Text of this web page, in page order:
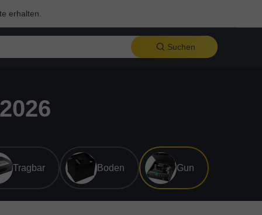
erhalten.
Suchen
Tragbar Boden Gun